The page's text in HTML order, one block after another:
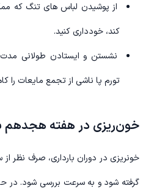
از پوشیدن لباس های تنگ که
کند، خودداری کنید.
نشستن و ایستادن طولانی مدت
تورم پا ناشی از تجمع مایعات را
خون‌ریزی در هفته هجدهم
خونریزی در دوران بارداری، صرف نظر
گرفته شود و به سرعت بررسی شود. در